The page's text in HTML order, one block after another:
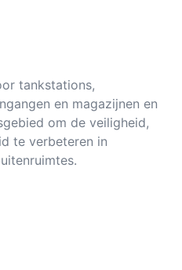
tankstations,
en magazijnen en
om de veiligheid,
te verbeteren in